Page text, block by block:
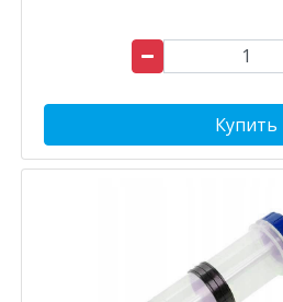
Купить